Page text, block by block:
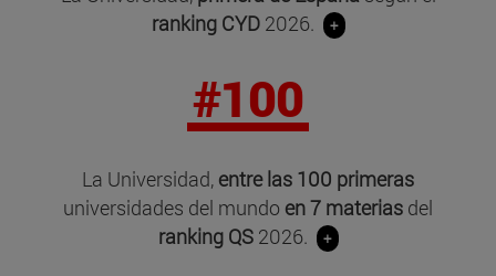
ranking CYD2026. +
#100
La Universidad, entre las 100 primeras
universidades del mundo en 7 materias del
ranking QS 2026. +